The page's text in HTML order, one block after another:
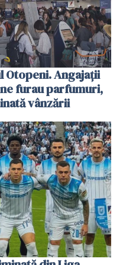
Angajații
furau parfumuri,
vânzării